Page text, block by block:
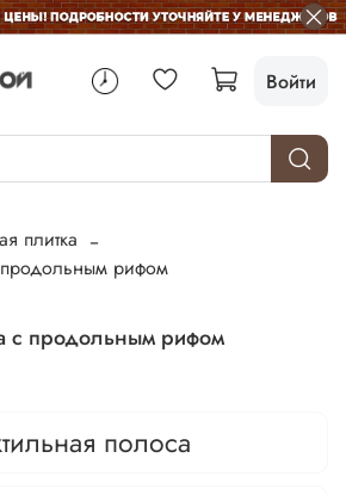
Войти
плитка
продольным рифом
с продольным рифом
полоса